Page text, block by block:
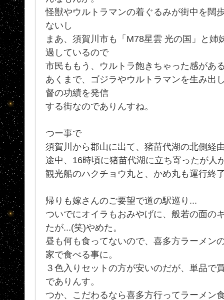
怪獣やウルトラマンの着ぐるみが街中を闊
ないし
まあ、須賀川市も「M78星雲 光の国」と姉
過しているので
市民ももう、ウルトラ飽きちゃった感があ
あくまで、ゴジラやウルトラマンを生み出
督の功績を発信
する街なのでありんすね。
つー事で
須賀川から郡山に出て、猪苗代湖の北側経
途中、16時頃に猪苗代湖に立ち寄ったが人
観光船のハクチョウ丸と、かめ丸も運行終
帰りも嫁さんのご要望で道の駅巡り...
ついでにオイラもおみやげに、般若の面の
たが...(笑)やめた。
昼も何も食ってないので、喜多方ラーメン
家で食べる事に。
３色入りセットの方が安いのだが、単品で
でありんす。
つか、こだわるなら喜多方行ってラーメン